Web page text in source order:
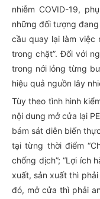
nhiễm COVID-19,
những đối tượng
cầu quay lại làm việc
trong chặt”. Đối với
trong nới lỏng từng
hiệu quả nguồn lây
Tùy theo tình hình
nội dung mở cửa lại
bám sát diễn biến
tại từng thời điểm
chống dịch”; “Lợi ích
xuất, sản xuất thì phải
đó, mở cửa thì phải